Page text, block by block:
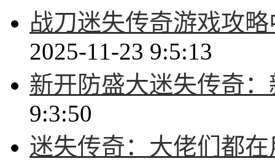
战刀迷失传奇游戏攻
2025-11-23 9:5:13
新开防盛大迷失传奇
9:3:50
迷失传奇：大佬们都